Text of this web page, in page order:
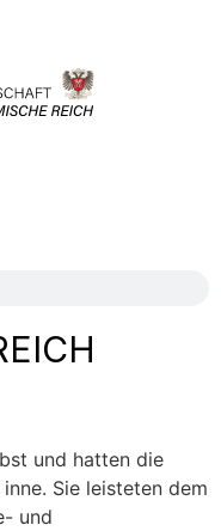
und hatten die
Sie leisteten dem
und